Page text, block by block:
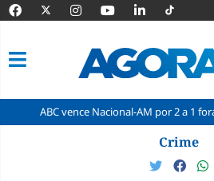
vence Nacional-AM por 2 a 1 fora de casa
Crime